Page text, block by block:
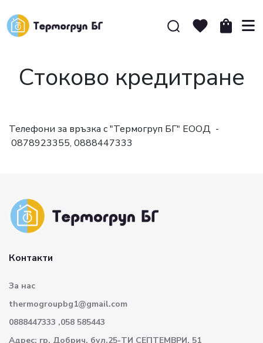
Стоково кредитране
Телефони за връзка с "Термогруп БГ" ЕООД -
0878923355, 0888447333
Контакти
За нас
thermogroupbg1@gmail.com
0888447333 ,058 585443
Адрес: гр. Добрич, бул.25-ТИ СЕПТЕМВРИ, 51